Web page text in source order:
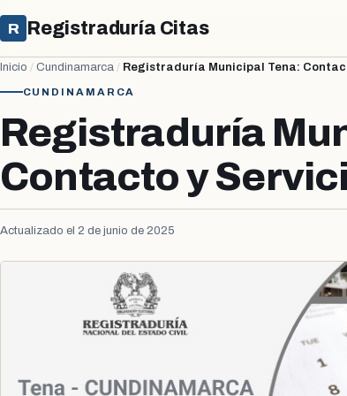
R Registraduría Citas
Inicio / Cundinamarca / Registraduría Municipal Tena:
CUNDINAMARCA
Registraduría
Contacto y
Actualizado el 2 de junio de 2025